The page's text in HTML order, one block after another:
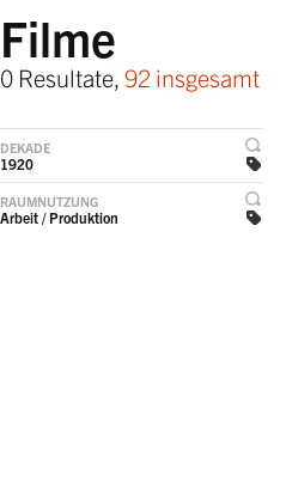
Filme
0 Resultate, 92 insgesamt
DEKADE
1920
RAUMNUTZUNG
Arbeit / Produktion